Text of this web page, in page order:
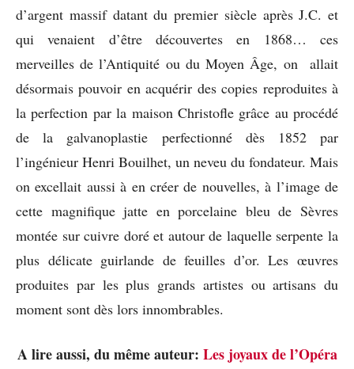
d’argent massif datant du premier siècle après J.C. et
qui venaient d’être découvertes en 1868… ces
merveilles de l’Antiquité ou du Moyen Âge, on allait
désormais pouvoir en acquérir des copies reproduites à
la perfection par la maison Christofle grâce au procédé
de la galvanoplastie perfectionné dès 1852 par
l’ingénieur Henri Bouilhet, un neveu du fondateur. Mais
on excellait aussi à en créer de nouvelles, à l’image de
cette magnifique jatte en porcelaine bleu de Sèvres
montée sur cuivre doré et autour de laquelle serpente la
plus délicate guirlande de feuilles d’or. Les œuvres
produites par les plus grands artistes ou artisans du
moment sont dès lors innombrables.
A lire aussi, du même auteur: Les joyaux de l’Opéra